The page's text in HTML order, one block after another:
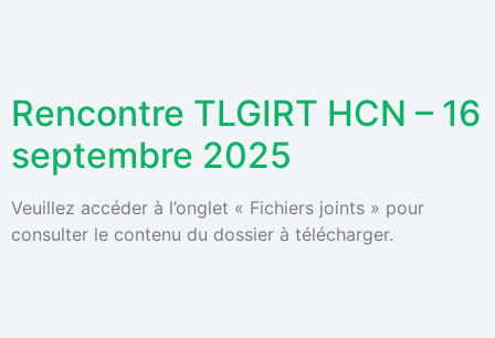
Rencontre TLGIRT HCN – 16
septembre 2025
Veuillez accéder à l’onglet « Fichiers joints » pour
consulter le contenu du dossier à télécharger.